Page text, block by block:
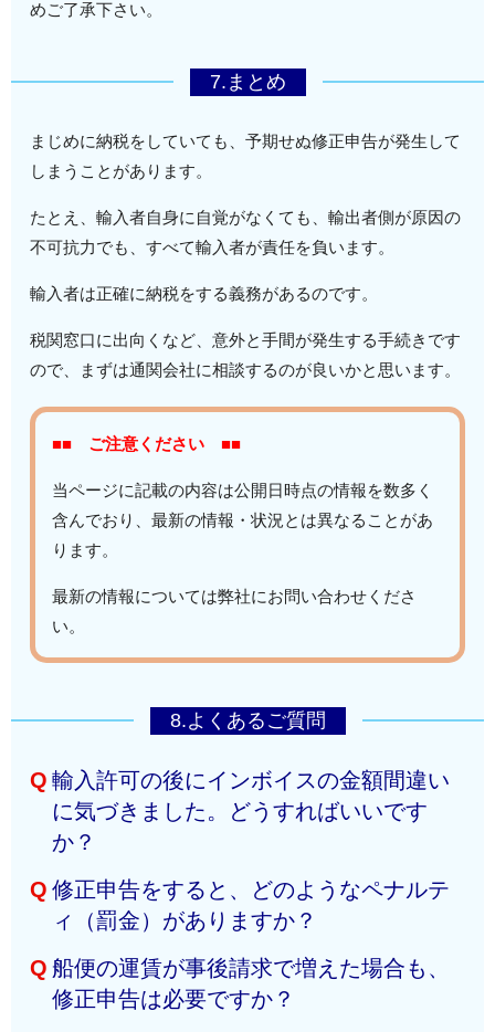
めご了承下さい。
7.まとめ
まじめに納税をしていても、予期せぬ修正申告が発生して
しまうことがあります。
たとえ、輸入者自身に自覚がなくても、輸出者側が原因の
不可抗力でも、すべて輸入者が責任を負います。
輸入者は正確に納税をする義務があるのです。
税関窓口に出向くなど、意外と手間が発生する手続きです
ので、まずは通関会社に相談するのが良いかと思います。
■■ ご注意ください ■■
当ページに記載の内容は公開日時点の情報を数多く
含んでおり、最新の情報・状況とは異なることがあ
ります。
最新の情報については弊社にお問い合わせくださ
い。
8.よくあるご質問
Q 輸入許可の後にインボイスの金額間違い
に気づきました。どうすればいいです
か？
Ａ速やかに「修正申告」を行う必要があります。放置す
ると、税関の事後調査で指摘された際に「過少申告加
す。自主的に申告すれば加算税はかかりませんので、
早めにご相談ください。
Q 修正申告をすると、どのようなペナルテ
ィ（罰金）がありますか？
Ａ税関から指摘を受ける前に自主的に修正すれば、過少
申告加算税は免除されます。しかし、指摘後になると
Q 船便の運賃が事後請求で増えた場合も、
修正申告は必要ですか？